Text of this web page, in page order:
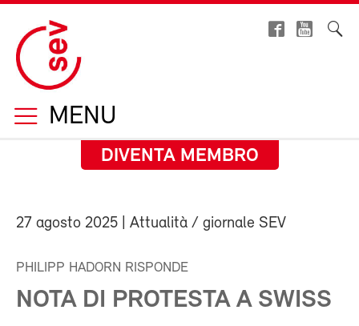
MENU
DIVENTA MEMBRO
27 agosto 2025 | Attualità / giornale SEV
PHILIPP HADORN RISPONDE
NOTA DI PROTESTA A SWISS